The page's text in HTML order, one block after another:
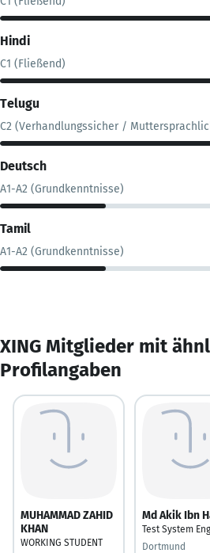
Hindi
C1 (Fließend)
Telugu
C2 (Verhandlungssicher /
Deutsch
A1-A2 (Grundkenntnisse)
Tamil
A1-A2 (Grundkenntnisse)
XING Mitglieder mit
Profilangaben
MUHAMMAD ZAHID
KHAN
WORKING STUDENT
Md Akik Ibn
Test System
Dortmund